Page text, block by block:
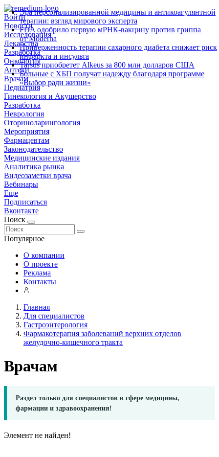
Войти
Новости
Исследования
Лекарства
Разработка
Онкология
Аптеки
Врачам
Педиатрия
Гинекология и Акушерство
Разработка
Неврология
Оториноларингология
Мероприятия
Фармацевтам
Законодательство
Медицинские издания
Аналитика рынка
Видеозаметки врача
Вебинары
Еще
Подписаться
Вконтакте
Поиск
Популярное
Эра персонализированной медицины и антикоагулянтной
терапии: взгляд мирового эксперта
FDA одобрило первую мРНК‑вакцину против гриппа
от Moderna
Приверженность терапии сахарного диабета снижает риск
инфаркта и инсульта
Tarsus приобретет Alkeus за 800 млн долларов США
Больные с ХБП получат надежду благодаря программе
«Выбор ради жизни»
О компании
О проекте
Реклама
Контакты
Главная
Для специалистов
Гастроэнтерология
Фармакотерапия заболеваний верхних отделов
желудочно-кишечного тракта
Врачам
Раздел только для специалистов в сфере медицины,
фармации и здравоохранения!
Элемент не найден!